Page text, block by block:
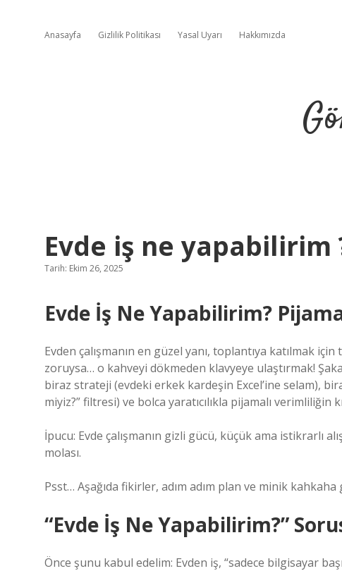
Anasayfa Gizlilik Politikası Yasal Uyarı Hakkımızda
Evde iş ne yapabilirim
Tarih: Ekim 26, 2025
Evde İş Ne Yapabilirim?
Evden çalışmanın en güzel yanı, toplantıya katılmak
zoruysa… o kahveyi dökmeden klavyeye ulaştırmak!
biraz strateji (evdeki erkek kardeşin Excel’ine selam),
miyiz?” filtresi) ve bolca yaratıcılıkla pijamalı verimliliğin
İpucu: Evde çalışmanın gizli gücü, küçük ama istikrarlı
molası.
Psst… Aşağıda fikirler, adım adım plan ve minik kahkaha
“Evde İş Ne Yapabilirim?”
Önce şunu kabul edelim: Evden iş, “sadece bilgisayar